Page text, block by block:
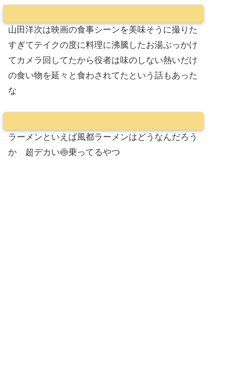
山田洋次は映画の食事シーンを美味そうに撮りた
すぎてテイクの度に料理に沸騰したお湯ぶっかけ
てカメラ回してたから役者は味のしない熱いだけ
の食い物を延々と食わされてたという話もあった
な
ラーメンといえば風都ラーメンはどうなんだろう
か 超デカい🍥乗ってるやつ